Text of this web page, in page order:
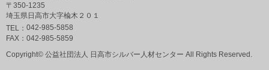
〒350-1235
埼玉県日高市大字楡木２０１
TEL： 042-985-5858
FAX： 042-985-5859
Copyright© 公益社団法人 日高市シルバー人材センター All Rights Reserved.